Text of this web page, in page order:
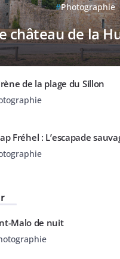
Photographie
château de la
de la plage du Sillon
Fréhel : L’escapade
Malo de nuit